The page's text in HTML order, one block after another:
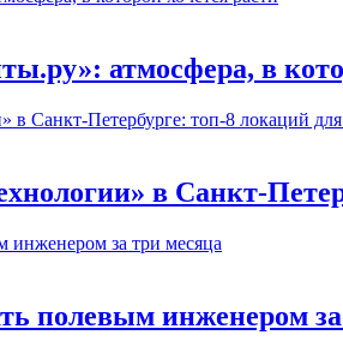
атмосфера, в
в Санкт-
полевым инженером